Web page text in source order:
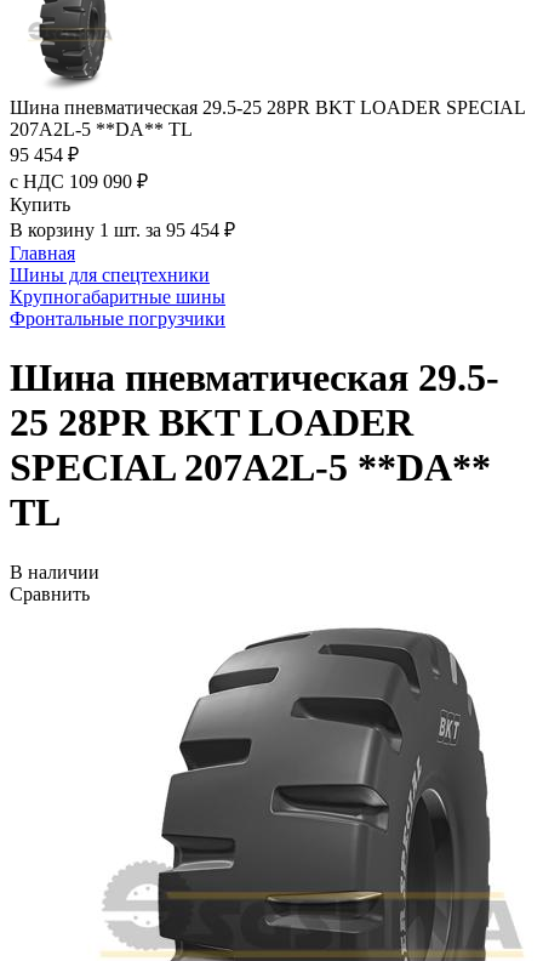
Шина пневматическая 29.5-25 28PR BKT LOADER SPECIAL
207A2L-5 **DA** TL
95 454 ₽
с НДС 109 090 ₽
Купить
В корзину 1 шт. за 95 454 ₽
Главная
Шины для спецтехники
Крупногабаритные шины
Фронтальные погрузчики
Шина пневматическая 29.5-
25 28PR BKT LOADER
SPECIAL 207A2L-5 **DA**
TL
В наличии
Сравнить